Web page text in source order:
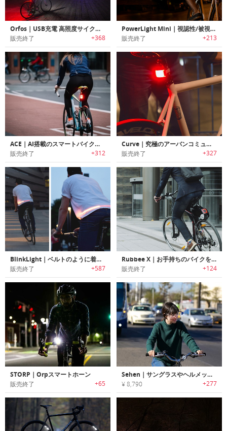
Orfos｜USB充電 高照度サイクルライト
販売終了 +368
PowerLight Mini｜視認性/被視認性を高めるバイク用USB充電式ライト「パワーライトミニ」
販売終了 +213
ACE｜AI搭載のスマートバイクライト「エース」
販売終了 +312
Curve｜究極のアーバンコミューター向けリアライト「カーブ」
販売終了 +327
BlinkLight｜ベルトのように着用可能な自転車用LEDストリップライト「ブリンクライト」
販売終了 +587
Rubbee X｜お手持ちのバイクを簡単に電動バイクに変身させる「ラビーX」
販売終了 +124
STORP｜Orpスマートホーン
販売終了 +65
Sehen｜サングラスやヘルメットに取付け安全性を高めるリアビューミラー「シーヘン」
¥ 8,790 +277